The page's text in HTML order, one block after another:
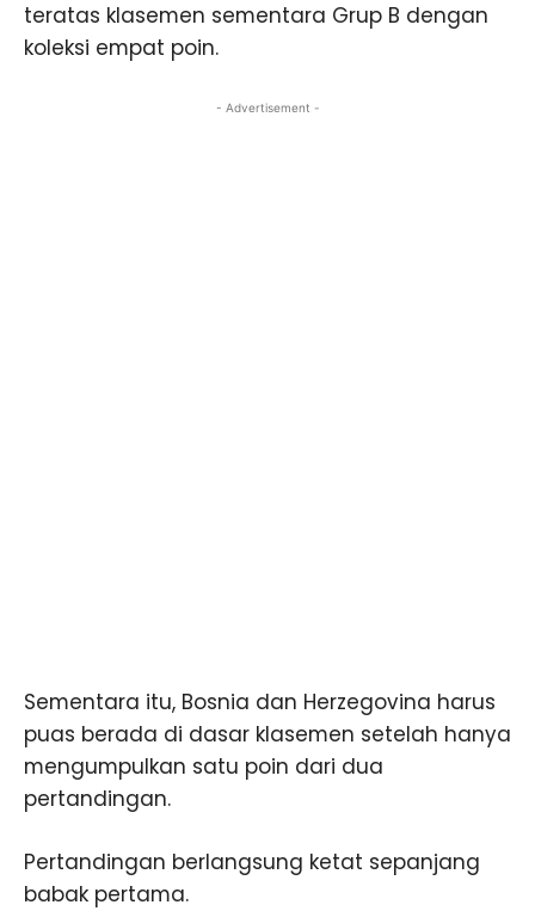
teratas klasemen sementara Grup B dengan
koleksi empat poin.
- Advertisement -
Sementara itu, Bosnia dan Herzegovina harus
puas berada di dasar klasemen setelah hanya
mengumpulkan satu poin dari dua
pertandingan.
Pertandingan berlangsung ketat sepanjang
babak pertama.